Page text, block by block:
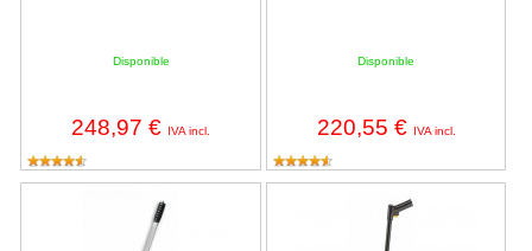
Disponible
248,97 € IVA incl.
Disponible
220,55 € IVA incl.
MW-20M Topómetro Stanley Rueda de medir Limit